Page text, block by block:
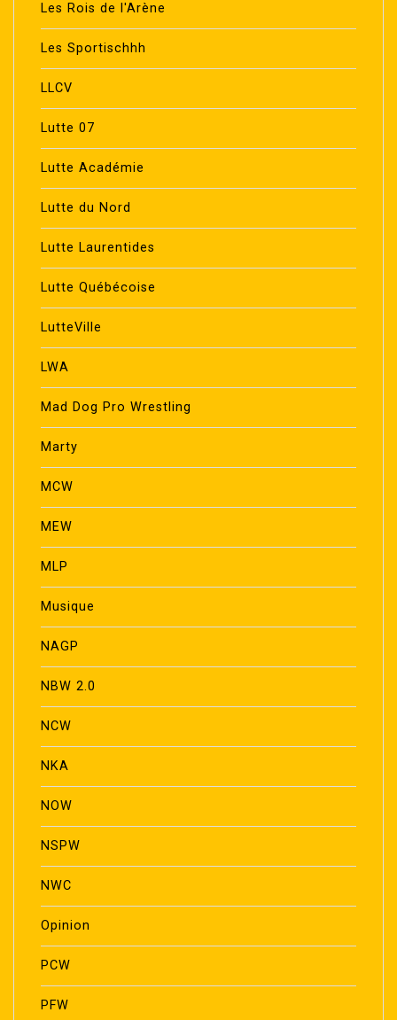
Les Rois de l'Arène
Les Sportischhh
LLCV
Lutte 07
Lutte Académie
Lutte du Nord
Lutte Laurentides
Lutte Québécoise
LutteVille
LWA
Mad Dog Pro Wrestling
Marty
MCW
MEW
MLP
Musique
NAGP
NBW 2.0
NCW
NKA
NOW
NSPW
NWC
Opinion
PCW
PFW